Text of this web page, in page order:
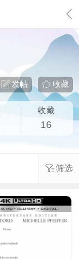
收藏
发帖
收藏
16
筛选